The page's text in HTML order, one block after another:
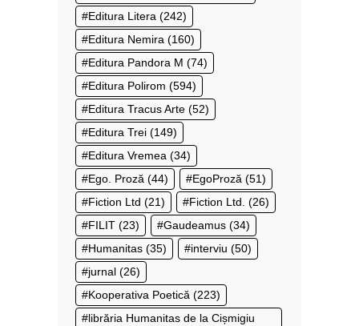
Editura Litera (242)
Editura Nemira (160)
Editura Pandora M (74)
Editura Polirom (594)
Editura Tracus Arte (52)
Editura Trei (149)
Editura Vremea (34)
Ego. Proză (44) EgoProză (51)
Fiction Ltd (21) Fiction Ltd. (26)
FILIT (23) Gaudeamus (34)
Humanitas (35) interviu (50)
jurnal (26)
Kooperativa Poetică (223)
librăria Humanitas de la Cișmigiu